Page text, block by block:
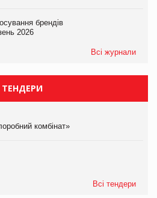
брендів
2026
Всі журнали
ТЕНДЕРИ
комбінат»
Всі тендери